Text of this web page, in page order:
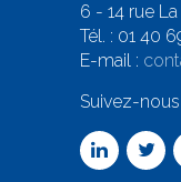
6 - 14 rue
Tél. : 01 40
E-mail :
Suivez-